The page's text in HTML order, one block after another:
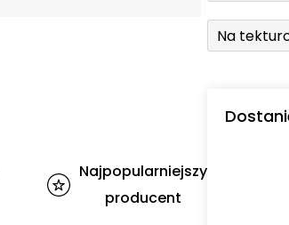
Na
Najpopularniejszy
producent